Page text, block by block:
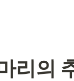
리의